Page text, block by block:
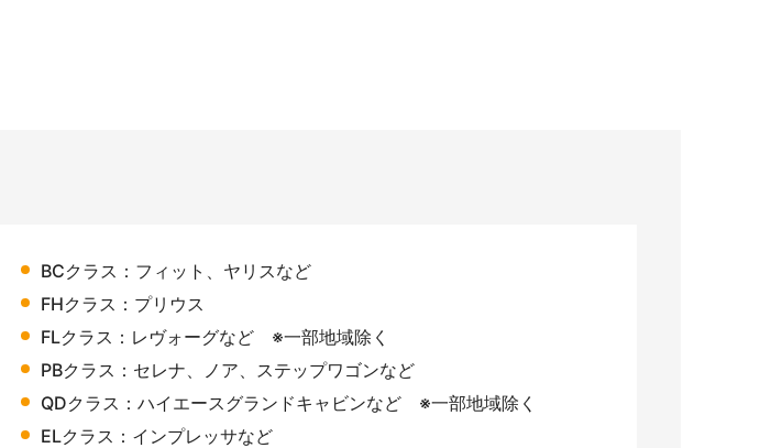
BCクラス：フィット、ヤリスなど
FHクラス：プリウス
FLクラス：レヴォーグなど ※一部地域除く
PBクラス：セレナ、ノア、ステップワゴンなど
QDクラス：ハイエースグランドキャビンなど ※一部地域除く
ELクラス：インプレッサなど